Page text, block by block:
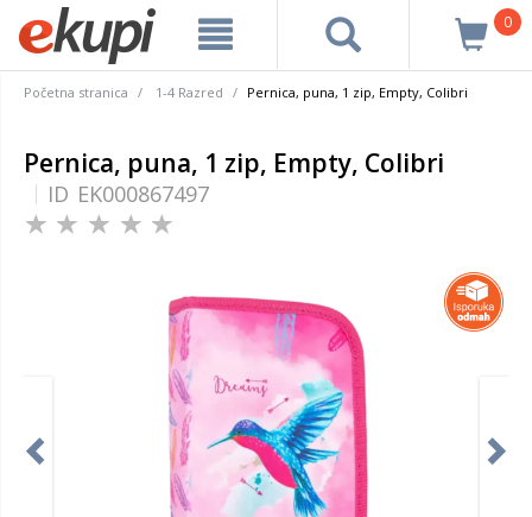
0
Početna stranica 1-4 Razred Pernica, puna, 1 zip, Empty, Colibri
Pernica, puna, 1 zip, Empty, Colibri
ID EK000867497